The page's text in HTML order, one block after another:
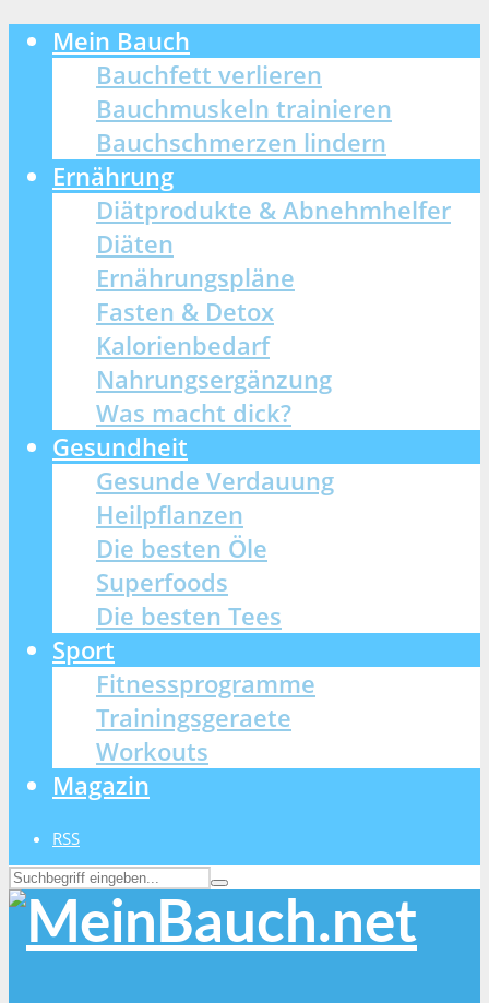
Mein Bauch
Bauchfett verlieren
Bauchmuskeln trainieren
Bauchschmerzen lindern
Ernährung
Diätprodukte & Abnehmhelfer
Diäten
Ernährungspläne
Fasten & Detox
Kalorienbedarf
Nahrungsergänzung
Was macht dick?
Gesundheit
Gesunde Verdauung
Heilpflanzen
Die besten Öle
Superfoods
Die besten Tees
Sport
Fitnessprogramme
Trainingsgeraete
Workouts
Magazin
RSS